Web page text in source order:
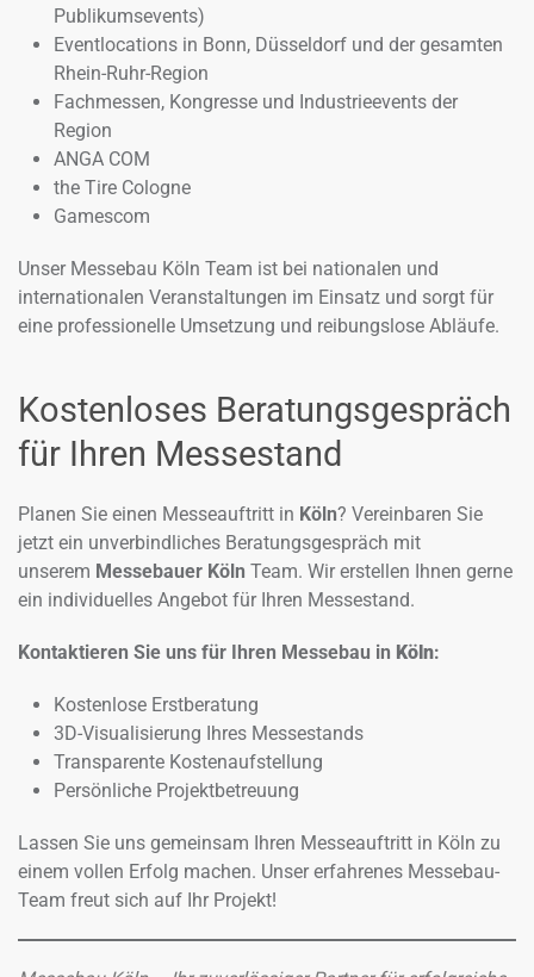
Publikumsevents)
Eventlocations in Bonn, Düsseldorf und der gesamten
Rhein-Ruhr-Region
Fachmessen, Kongresse und Industrieevents der
Region
ANGA COM
the Tire Cologne
Gamescom
Unser Messebau Köln Team ist bei nationalen und
internationalen Veranstaltungen im Einsatz und sorgt für
eine professionelle Umsetzung und reibungslose Abläufe.
Kostenloses Beratungsgespräch
für Ihren Messestand
Planen Sie einen Messeauftritt in Köln? Vereinbaren Sie
jetzt ein unverbindliches Beratungsgespräch mit
unserem Messebauer Köln Team. Wir erstellen Ihnen gerne
ein individuelles Angebot für Ihren Messestand.
Kontaktieren Sie uns für Ihren Messebau in Köln:
Kostenlose Erstberatung
3D-Visualisierung Ihres Messestands
Transparente Kostenaufstellung
Persönliche Projektbetreuung
Lassen Sie uns gemeinsam Ihren Messeauftritt in Köln zu
einem vollen Erfolg machen. Unser erfahrenes Messebau-
Team freut sich auf Ihr Projekt!